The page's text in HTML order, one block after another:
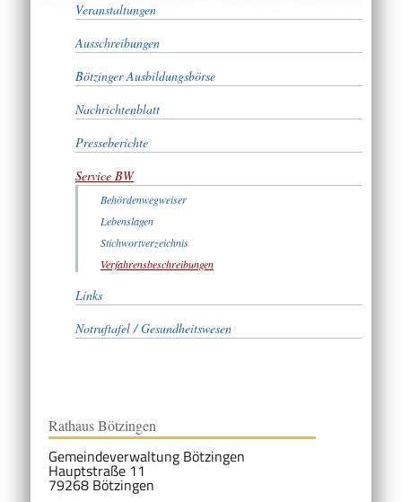
Veranstaltungen
Ausschreibungen
Bötzinger Ausbildungsbörse
Nachrichtenblatt
Presseberichte
Service BW
Behördenwegweiser
Lebenslagen
Stichwortverzeichnis
Verfahrensbeschreibungen
Links
Notruftafel / Gesundheitswesen
Rathaus Bötzingen
Gemeindeverwaltung Bötzingen
Hauptstraße 11
79268 Bötzingen